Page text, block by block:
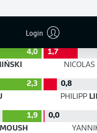
LoginDE PASSES
4,0
1,7
NICOLAS
2,3
0,8
PHILIPP
1,9
0,0